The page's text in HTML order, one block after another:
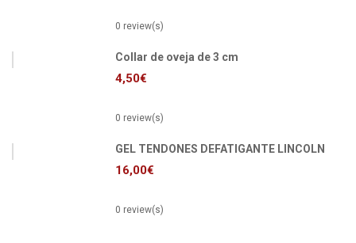
0 review(s)
Collar de oveja de 3 cm
4,50€
0 review(s)
GEL TENDONES DEFATIGANTE LINCOLN
16,00€
0 review(s)